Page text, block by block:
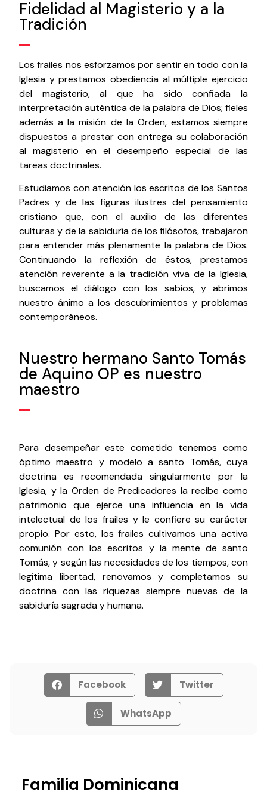
Familia Dominicana
Fidelidad al Magisterio y a la
Tradición
Los frailes nos esforzamos por sentir en todo con la
Iglesia y prestamos obediencia al múltiple ejercicio
del magisterio, al que ha sido confiada la
interpretación auténtica de la palabra de Dios; fieles
además a la misión de la Orden, estamos siempre
dispuestos a prestar con entrega su colaboración
al magisterio en el desempeño especial de las
tareas doctrinales.
Estudiamos con atención los escritos de los Santos
Padres y de las figuras ilustres del pensamiento
cristiano que, con el auxilio de las diferentes
culturas y de la sabiduría de los filósofos, trabajaron
para entender más plenamente la palabra de Dios.
Continuando la reflexión de éstos, prestamos
atención reverente a la tradición viva de la Iglesia,
buscamos el diálogo con los sabios, y abrimos
nuestro ánimo a los descubrimientos y problemas
contemporáneos.
Nuestro hermano Santo Tomás
de Aquino OP es nuestro
maestro
Para desempeñar este cometido tenemos como
óptimo maestro y modelo a santo Tomás, cuya
doctrina es recomendada singularmente por la
Iglesia, y la Orden de Predicadores la recibe como
patrimonio que ejerce una influencia en la vida
intelectual de los frailes y le confiere su carácter
propio. Por esto, los frailes cultivamos una activa
comunión con los escritos y la mente de santo
Tomás, y según las necesidades de los tiempos, con
legítima libertad, renovamos y completamos su
doctrina con las riquezas siempre nuevas de la
sabiduría sagrada y humana.
Facebook Twitter
WhatsApp